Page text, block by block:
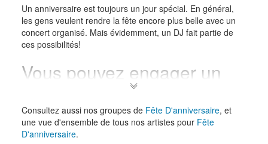
Un anniversaire est toujours un jour spécial. En général,
les gens veulent rendre la fête encore plus belle avec un
concert organisé. Mais évidemment, un DJ fait partie de
ces possibilités!
Vous pouvez engager un
DJ avec Gigstarter
Vous voulez réserver un DJ pour votre anniversaire, à quoi
devez-vous penser? Un DJ peut être très abordable et
vous permettre de passer une excellente soirée Pensez au
Consultez aussi nos groupes de Fête D'anniversaire, et
une vue d'ensemble de tous nos artistes pour Fête
D'anniversaire.